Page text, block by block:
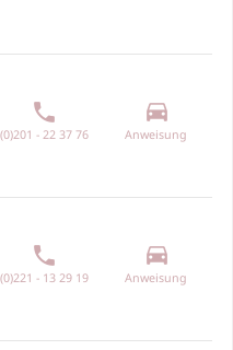
phone
(0)201 - 22 37 76
drive_eta
Anweisung
phone
(0)221 - 13 29 19
drive_eta
Anweisung